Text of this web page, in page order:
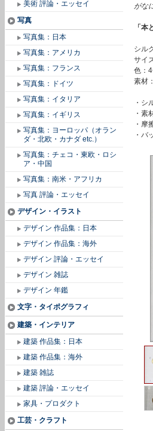
美術 評論・エッセイ
写真
写真集：日本
写真集：アメリカ
写真集：フランス
写真集：ドイツ
写真集：イタリア
写真集：イギリス
写真集：ヨーロッパ（オラン
ダ・北欧・カナダ etc.）
写真集：チェコ・東欧・ロシ
ア・中国
写真集：南米・アフリカ
写真 評論・エッセイ
デザイン・イラスト
デザイン 作品集：日本
デザイン 作品集：海外
デザイン 評論・エッセイ
デザイン 雑誌
デザイン 年鑑
文字・タイポグラフィ
建築・インテリア
建築 作品集：日本
建築 作品集：海外
建築 雑誌
建築 評論・エッセイ
家具・プロダクト
工芸・クラフト
がな
「
シル
サイ
色：
素材
・シ
・素
・摩
・バ